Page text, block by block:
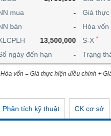
mua
-
bán
-
13,500,000
ngày đến hạn
-
Giá thực
Hòa vốn
S-X *
Trạng
vốn = Giá thực hiện điều chỉnh +
Phân tích kỹ thuật CK cơ sở